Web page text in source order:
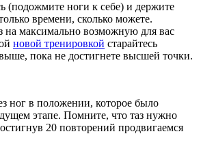
(подожмите ноги к себе) и держите
времени, сколько можете.
на максимально возможную для вас
новой тренировкой старайтесь
пока не достигнете высшей точки.
ног в положении, которое было
этапе. Помните, что таз нужно
20 повторений продвигаемся